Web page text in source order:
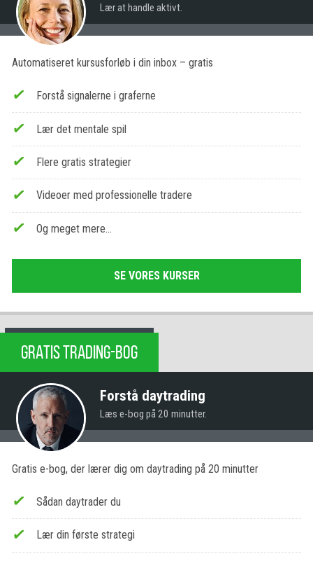
Lær at handle aktivt.
Automatiseret kursusforløb i din inbox – gratis
Forstå signalerne i graferne
Lær det mentale spil
Flere gratis strategier
Videoer med professionelle tradere
Og meget mere…
SE VORES KURSER
GRATIS TRADING-BOG
Forstå daytrading
Læs e-bog på 20 minutter.
Gratis e-bog, der lærer dig om daytrading på 20 minutter
Sådan daytrader du
Lær din første strategi